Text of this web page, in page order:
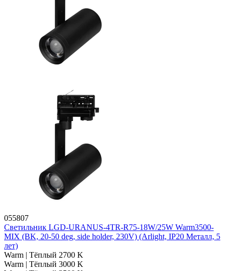
055807
Светильник LGD-URANUS-4TR-R75-18W/25W Warm3500-
MIX (BK, 20-50 deg, side holder, 230V) (Arlight, IP20 Металл, 5
лет)
Warm | Тёплый 2700 K
Warm | Тёплый 3000 K